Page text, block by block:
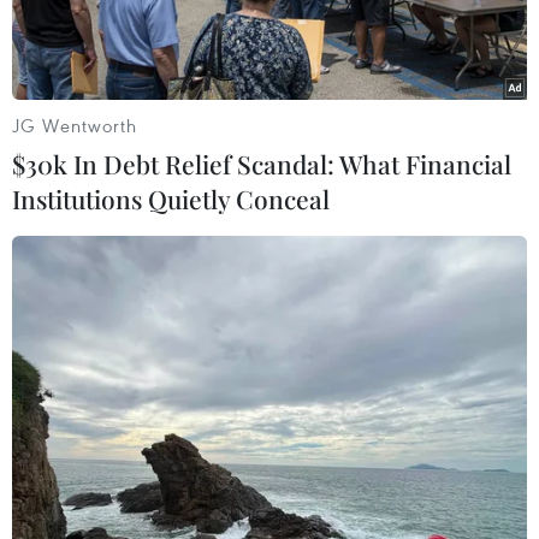
Khu vực hồ Xuân Hương là điểm check in với Mai Anh Đào của
du khách. (Ảnh: Quốc Hùng/TTXVN)
Ngày 15/2, Ủy ban Nhân dân thành phố Đà Lạt
(Lâm Đồng) cho biết theo thống kê nhanh lượng
du khách đến địa bàn trong 7 ngày nghỉ Tết
JG Wentworth
$30k In Debt Relief Scandal: What Financial
Institutions Quietly Conceal